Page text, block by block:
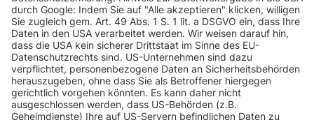
KUNDENSERVICE
INFORMATIONEN
ZAHLUNGSARTEN